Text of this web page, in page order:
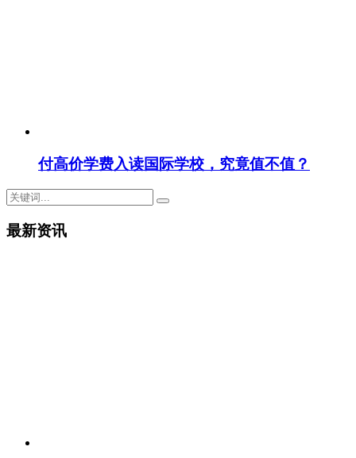
付高价学费入读国际学校，究竟值不值？
最新资讯